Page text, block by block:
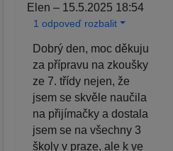
Elen – 15.5.2025 18:54
1 odpoveď rozbalit
Dobrý den, moc děkuju
za přípravu na zkoušky
ze 7. třídy nejen, že
jsem se skvěle naučila
na přijímačky a dostala
jsem se na všechny 3
školy v praze, ale k ve